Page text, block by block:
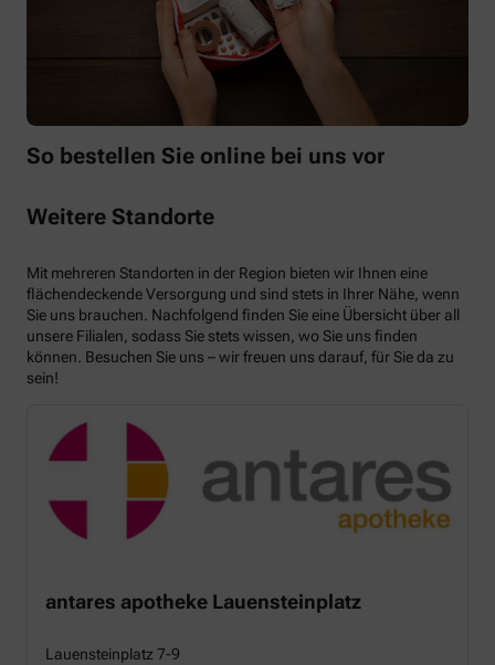
So bestellen Sie online bei uns vor
Weitere Standorte
Mit mehreren Standorten in der Region bieten wir Ihnen eine
flächendeckende Versorgung und sind stets in Ihrer Nähe, wenn
Sie uns brauchen. Nachfolgend finden Sie eine Übersicht über all
unsere Filialen, sodass Sie stets wissen, wo Sie uns finden
können. Besuchen Sie uns – wir freuen uns darauf, für Sie da zu
sein!
antares apotheke Lauensteinplatz
Lauensteinplatz 7-9